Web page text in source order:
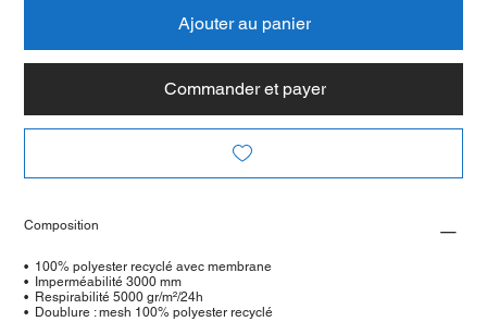
Ajouter au panier
Commander et payer
Composition
•⁠ ⁠100% polyester recyclé avec membrane
•⁠ Imperméabilité 3000 mm
•⁠ Respirabilité 5000 gr/m²/24h
•⁠ Doublure : mesh 100% polyester recyclé